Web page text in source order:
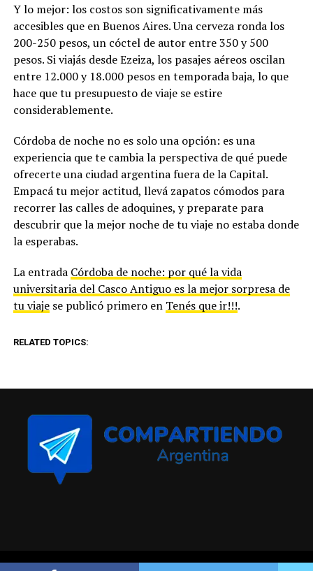
Y lo mejor: los costos son significativamente más
accesibles que en Buenos Aires. Una cerveza ronda los
200-250 pesos, un cóctel de autor entre 350 y 500
pesos. Si viajás desde Ezeiza, los pasajes aéreos oscilan
entre 12.000 y 18.000 pesos en temporada baja, lo que
hace que tu presupuesto de viaje se estire
considerablemente.
Córdoba de noche no es solo una opción: es una
experiencia que te cambia la perspectiva de qué puede
ofrecerte una ciudad argentina fuera de la Capital.
Empacá tu mejor actitud, llevá zapatos cómodos para
recorrer las calles de adoquines, y preparate para
descubrir que la mejor noche de tu viaje no estaba donde
la esperabas.
La entrada Córdoba de noche: por qué la vida
universitaria del Casco Antiguo es la mejor sorpresa de
tu viajese publicó primero en Tenés que ir!!!.
RELATED TOPICS: